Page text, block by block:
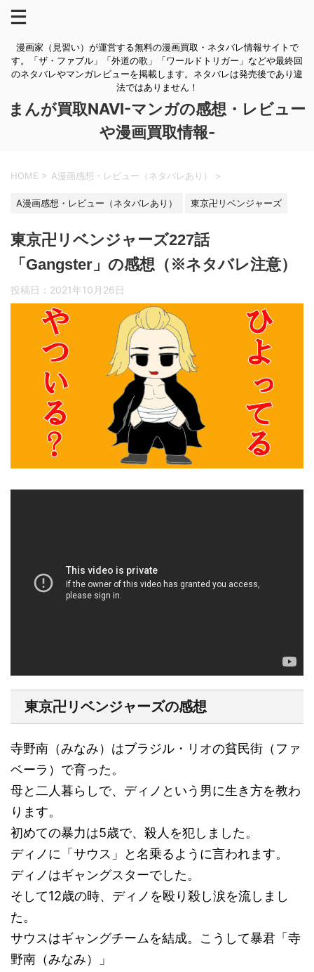
漫画家（見習い）が運営する無料の漫画買取・ネタバレ情報サイトで
す。「ザ・ファブル」「外道の歌」「ワールドトリガー」などや最終回
のネタバレやマンガレビューを掲載します。ネタバレは発売後であり違
法ではありません！
まんが買取NAVI-マンガの感想・レビュー
や漫画買取情報-
HOME > A漫画感想・レビュー（ネタバレあり） >
A漫画感想・レビュー（ネタバレあり） 東京卍リベンジャーズ
東京卍リベンジャーズ227話
「Gangster」の感想（※ネタバレ注意）
投稿日： 2021年10月26日
東京卍リベンジャーズの感想
寺野南（みなみ）はブラジル・リオの貧民街（ファ
ベーラ）で育った。
母と二人暮らしで、ディノという男に生き方を教わ
ります。
初めての暴力は5歳で、殺人を犯しました。
ディノに「サウス」と名乗るように言われます。
ディノはギャングスターでした。
そして12歳の時、ディノを殴り殺し涙を流しまし
た。
サウスはギャングチームを結成。こうして暴君「寺
野南（みなみ）」